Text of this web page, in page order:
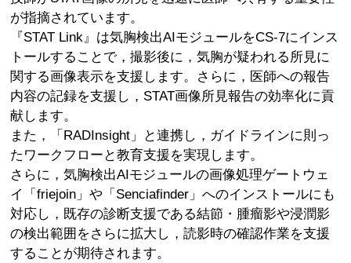
が指摘されています。
『STAT Link』は気胸検出AIモジュールをCS-7にインス
トールすることで，撮影後に，気胸が疑われる所見に
関する画像表示を支援します。さらに，医師への報告
内容の記録を支援し，STAT画像所見報告の効率化に貢
献します。
また，「RADInsight」と連携し，ガイドラインに則っ
たワークフローと教育支援を実現します。
さらに，気胸検出AIモジュールの画像処理ゲートウェ
イ「friejoin」や「Senciafinder」へのインストールにも
対応し，既存の診断支援である結節・腫瘤影や浸潤影
の検出範囲をさらに拡大し，読影時の確認作業を支援
することが期待されます。